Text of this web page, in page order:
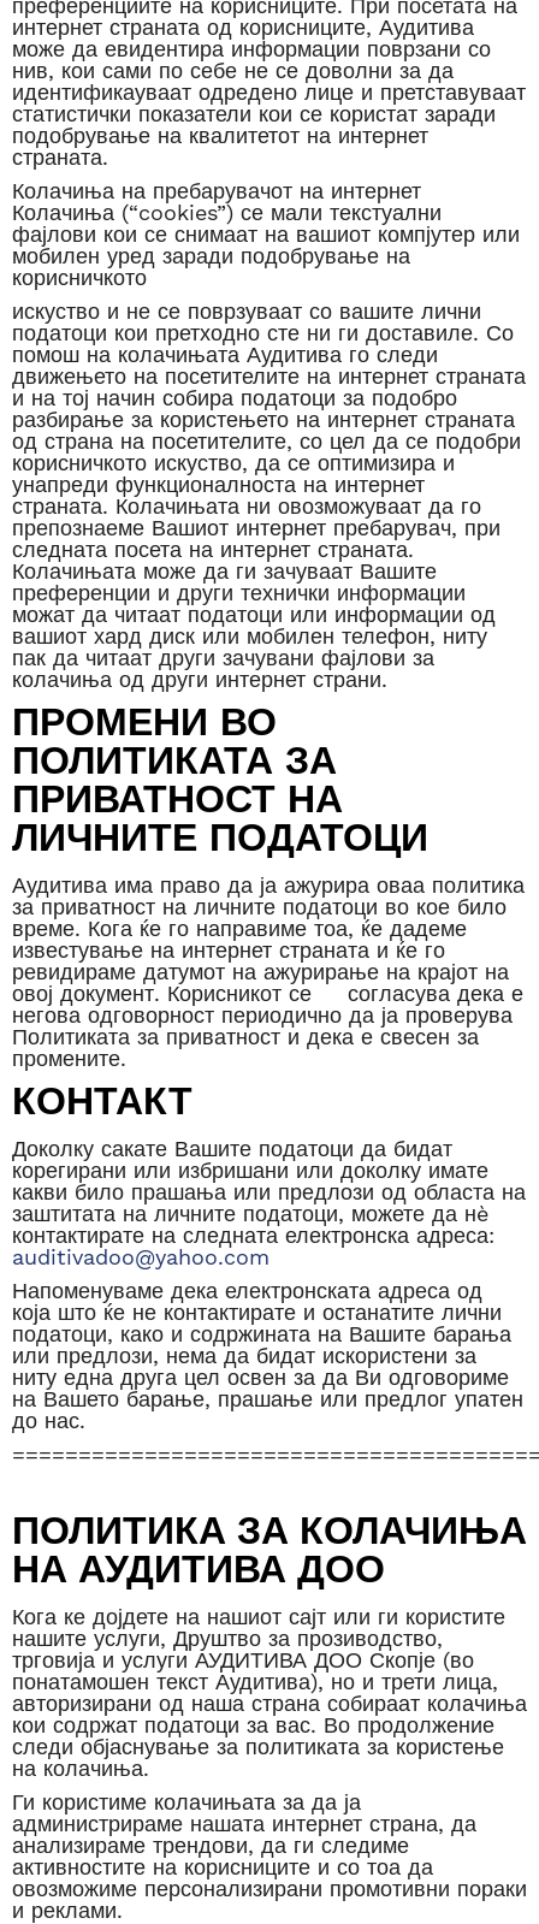
преференциите на корисниците. При посетата на
интернет страната од корисниците, Аудитива
може да евидентира информации поврзани со
нив, кои сами по себе не се доволни за да
идентификауваат одредено лице и претставуваат
статистички показатели кои се користат заради
подобрување на квалитетот на интернет
страната.
Колачиња на пребарувачот на интернет
Колачиња (“cookies”) се мали текстуални
фајлови кои се снимаат на вашиот компјутер или
мобилен уред заради подобрување на
корисничкото
искуство и не се поврзуваат со вашите лични
податоци кои претходно сте ни ги доставиле. Со
помош на колачињата Аудитива го следи
движењето на посетителите на интернет страната
и на тој начин собира податоци за подобро
разбирање за користењето на интернет страната
од страна на посетителите, со цел да се подобри
корисничкото искуство, да се оптимизира и
унапреди функционалноста на интернет
страната. Колачињата ни овозможуваат да го
препознаеме Вашиот интернет пребарувач, при
следната посета на интернет страната.
Колачињата може да ги зачуваат Вашите
преференции и други технички информации
можат да читаат податоци или информации од
вашиот хард диск или мобилен телефон, ниту
пак да читаат други зачувани фајлови за
колачиња од други интернет страни.
ПРОМЕНИ ВО
ПОЛИТИКАТА ЗА
ПРИВАТНОСТ НА
ЛИЧНИТЕ ПОДАТОЦИ
Аудитива има право да ја ажурира оваа политика
за приватност на личните податоци во кое било
време. Кога ќе го направиме тоа, ќе дадеме
известување на интернет страната и ќе го
ревидираме датумот на ажурирање на крајот на
овој документ. Корисникот се согласува дека е
негова одговорност периодично да ја проверува
Политиката за приватност и дека е свесен за
промените.
КОНТАКТ
Доколку сакате Вашите податоци да бидат
корегирани или избришани или доколку имате
какви било прашања или предлози од областа на
заштитата на личните податоци, можете да нè
контактирате на следната електронска адреса:
auditivadoo@yahoo.com
Напоменуваме дека електронската адреса од
која што ќе не контактирате и останатите лични
податоци, како и содржината на Вашите барања
или предлози, нема да бидат искористени за
ниту една друга цел освен за да Ви одговориме
на Вашето барање, прашање или предлог упатен
до нас.
ПОЛИТИКА ЗА КОЛАЧИЊА
НА АУДИТИВА ДОО
Кога ке дојдете на нашиот сајт или ги користите
нашите услуги, Друштво за прозиводство,
трговија и услуги АУДИТИВА ДОО Скопје (во
понатамошен текст Аудитива), но и трети лица,
авторизирани од наша страна собираат колачиња
кои содржат податоци за вас. Во продолжение
следи објаснување за политиката за користење
на колачиња.
Ги користиме колачињата за да ја
администрираме нашата интернет страна, да
анализираме трендови, да ги следиме
активностите на корисниците и со тоа да
овозможиме персонализирани промотивни пораки
и реклами.